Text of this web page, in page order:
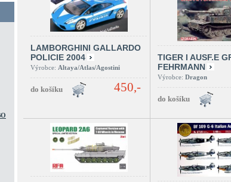
LAMBORGHINI GALLARDO
POLICIE 2004
Výrobce: Altaya/Atlas/Agostini
450,-
TIGER I AUSF.E
FEHRMANN
Výrobce: Dragon